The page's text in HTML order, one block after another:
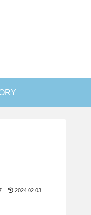
2024.02.03